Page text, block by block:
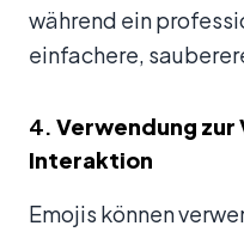
während ein
einfachere,
4. Verwendung zur
Interaktion
Emojis können